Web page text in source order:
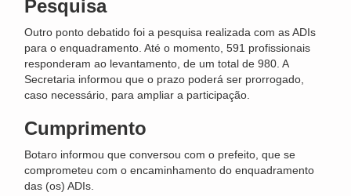
Pesquisa
Outro ponto debatido foi a pesquisa realizada com as ADIs
para o enquadramento. Até o momento, 591 profissionais
responderam ao levantamento, de um total de 980. A
Secretaria informou que o prazo poderá ser prorrogado,
caso necessário, para ampliar a participação.
Cumprimento
Botaro informou que conversou com o prefeito, que se
comprometeu com o encaminhamento do enquadramento
das (os) ADIs.